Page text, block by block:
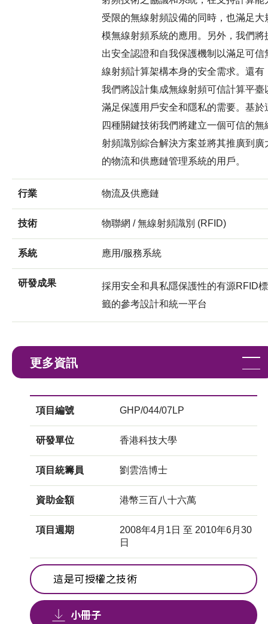
受限的無線射頻設備的同時，也滿足大
模無線射頻系統的應用。另外，我們將
出安全認證和自我保護機制以滿足可信
線射頻計算架構本身的安全需求。還有
我們將設計集成無線射頻可信計算平臺
滿足保護用戶安全和隱私的需要。基於
四種關鍵技術我們將建立一個可信的無
射頻識別綜合解決方案並將其推廣到廣
的物流和供應鏈管理系統的用戶。
行業 物流及供應鏈
技術 物聯網 / 無線射頻識別 (RFID)
系統 應用/服務系統
研發成果
採用安全和具私隱保護性的有源RFID標
籤的參考設計和統一平台
更多資訊
項目編號 GHP/044/07LP
研發單位 香港科技大學
項目統籌員 劉雲浩博士
資助金額 港幣三百八十六萬
項目週期
2008年4月1日 至 2010年6月30
日
這是可授權之技術
小冊子